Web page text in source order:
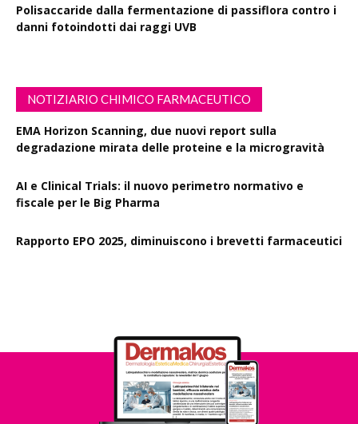
Polisaccaride dalla fermentazione di passiflora contro i
danni fotoindotti dai raggi UVB
NOTIZIARIO CHIMICO FARMACEUTICO
EMA Horizon Scanning, due nuovi report sulla
degradazione mirata delle proteine e la microgravità
AI e Clinical Trials: il nuovo perimetro normativo e
fiscale per le Big Pharma
Rapporto EPO 2025, diminuiscono i brevetti farmaceutici